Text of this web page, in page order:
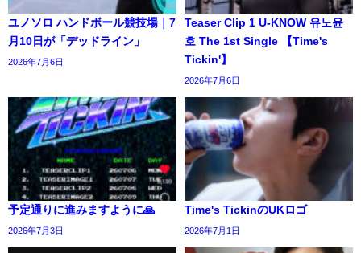
ユノソロ ハンドボール競技場｜7
月10日が「デッドライン」
2026年7月6日
Teaser Clip 1 U-KNOW 유노윤
호 The 1st Single 【Time's
Tickin'】
2026年7月6日
予定通りに進みますように🙏
2026年7月3日
Time's TickinのUKロゴ
2026年7月1日